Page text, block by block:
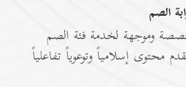
الصم
وموجهة لخدمة فئة الصم
محتوى إسلامياً وتوعوياً تفاعلياً